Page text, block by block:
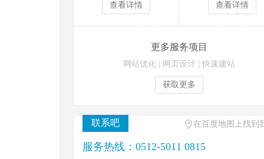
查看详情 查看详情
更多服务项目
网站优化 网页设计 快速建站
获取更多
联系吧 在百度地图上找到
服务热线：0512-5011 0815